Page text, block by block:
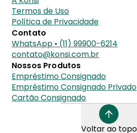
Termos de Uso
Política de Privacidade
Contato
WhatsApp • (11) 99900-6214
contato@konsi.com.br
Nossos Produtos
Empréstimo Consignado
Empréstimo Consignado Privado
Cartão Consignado
Voltar ao topo